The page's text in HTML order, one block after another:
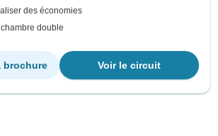
des économies
double
Voir le circuit
brochure